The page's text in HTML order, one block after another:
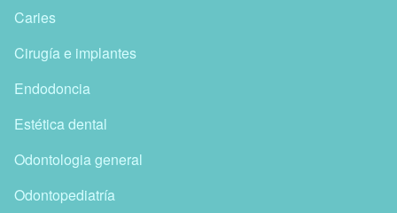
Caries
Cirugía e implantes
Endodoncia
Estética dental
Odontologia general
Odontopediatría